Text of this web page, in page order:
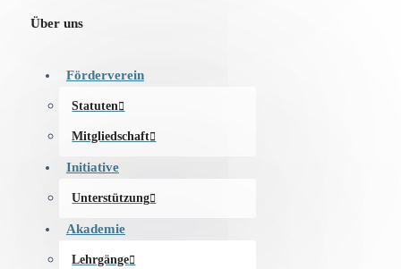
Über uns
Förderverein
Statuten
Mitgliedschaft
Initiative
Unterstützung
Akademie
Lehrgänge